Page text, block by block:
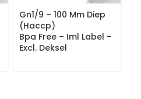
Gn1/9 – 100 Mm Diep
(Haccp)
Bpa Free – Iml Label –
Excl. Deksel